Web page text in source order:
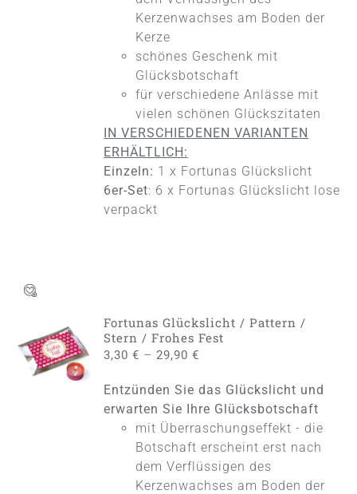
PRODUKTSEITE
Kerzenwachses am Boden der
Kerze
schönes Geschenk mit
Glücksbotschaft
für verschiedene Anlässe mit
vielen schönen Glückszitaten
IN VERSCHIEDENEN VARIANTEN
ERHÄLTLICH:
Einzeln: 1 x Fortunas Glückslicht
6er-Set: 6 x Fortunas Glückslicht lose
verpackt
AUSFÜHRUNG
WÄHLEN
DIESES
PRODUKT
MEHRERE
/
DETAILS
Fortunas Glückslicht / Pattern /
Stern / Frohes Fest
3,30€ –29,90€
Entzünden Sie das Glückslicht und
erwarten Sie Ihre Glücksbotschaft
mit Überraschungseffekt - die
Botschaft erscheint erst nach
dem Verflüssigen des
Kerzenwachses am Boden der